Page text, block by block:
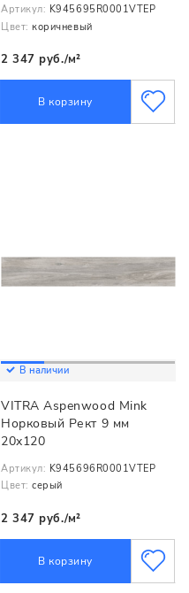
Артикул: K945695R0001VTEP
Цвет: коричневый
2 347 руб./м²
В корзину
В наличии
VITRA Aspenwood Mink
Норковый Рект 9 мм
20х120
Артикул: K945696R0001VTEP
Цвет: серый
2 347 руб./м²
В корзину